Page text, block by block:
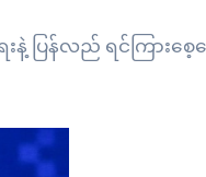
နဲ့ ပြန်လည် ရင်ကြားစေ့